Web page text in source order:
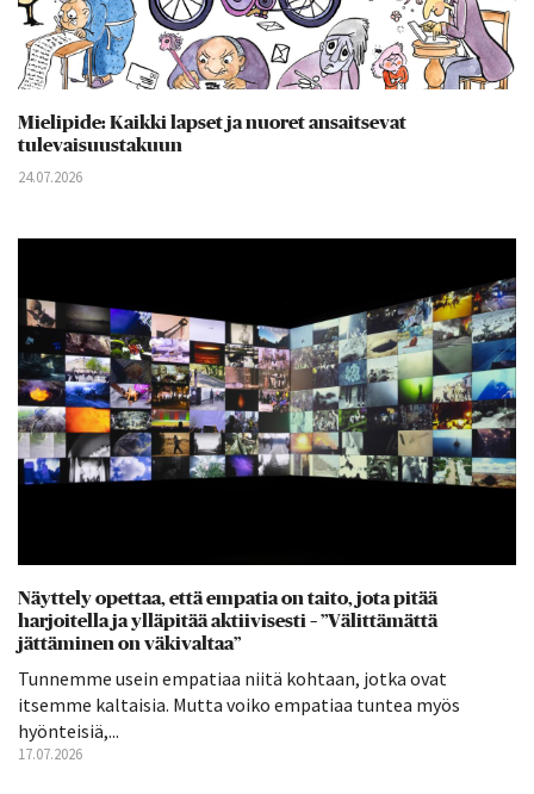
Mielipide: Kaikki lapset ja nuoret ansaitsevat
tulevaisuustakuun
24.07.2026
Näyttely opettaa, että empatia on taito, jota pitää
harjoitella ja ylläpitää aktiivisesti – ”Välittämättä
jättäminen on väkivaltaa”
Tunnemme usein empatiaa niitä kohtaan, jotka ovat
itsemme kaltaisia. Mutta voiko empatiaa tuntea myös
hyönteisiä,...
17.07.2026